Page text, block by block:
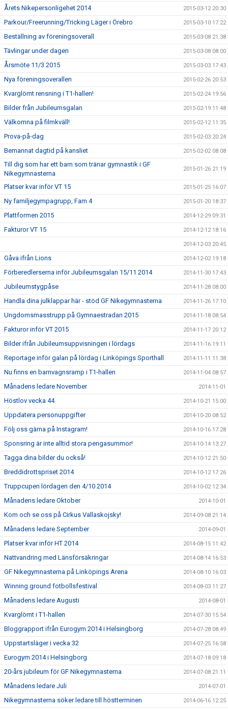
Årets Nikepersonligehet 2014 2015-03-12 20:30
Parkour/Freerunning/Tricking Läger i Örebro 2015-03-10 17:22
Beställning av föreningsoverall 2015-03-08 21:38
Tävlingar under dagen 2015-03-08 08:00
Årsmöte 11/3 2015 2015-03-03 17:43
Nya föreningsoverallen 2015-02-26 20:53
Kvarglömt rensning i T1-hallen! 2015-02-24 19:56
Bilder från Jubileumsgalan 2015-02-19 11:48
Välkomna på filmkväll! 2015-02-12 11:35
Prova-på-dag 2015-02-03 20:24
Bemannat dagtid på kansliet 2015-02-02 08:08
Till dig som har ett barn som tränar gymnastik i GF
Nikegymnasterna
2015-01-26 21:19
Platser kvar inför VT 15 2015-01-25 16:07
Ny familjegympagrupp, Fam 4 2015-01-20 18:37
Plattformen 2015 2014-12-29 09:31
Fakturor VT 15 2014-12-12 18:16
2014-12-03 20:45
Gåva ifrån Lions 2014-12-02 19:18
Förberedlerserna inför Jubileumsgalan 15/11 2014 2014-11-30 17:43
Jubileumstygpåse 2014-11-28 08:00
Handla dina julklappar här - stöd GF Nikegymnasterna 2014-11-26 17:10
Ungdomsmasstrupp på Gymnaestradan 2015 2014-11-18 08:54
Fakturor inför VT 2015 2014-11-17 20:12
Bilder ifrån Jubileumsuppvisningen i lördags 2014-11-16 19:11
Reportage inför galan på lördag i Linköpings Sporthall 2014-11-11 11:38
Nu finns en barnvagnsramp i T1-hallen 2014-11-04 08:57
Månadens ledare November 2014-11-01
Höstlov vecka 44 2014-10-21 15:00
Uppdatera personuppgifter 2014-10-20 08:52
Följ oss gärna på Instagram! 2014-10-16 17:28
Sponsring är inte alltid stora pengasummor! 2014-10-14 13:27
Tagga dina bilder du också! 2014-10-12 21:50
Breddidrottspriset 2014 2014-10-12 17:26
Truppcupen lördagen den 4/10 2014 2014-10-02 12:34
Månadens ledare Oktober 2014-10-01
Kom och se oss på Cirkus Vallaskojsky! 2014-09-08 21:14
Månadens ledare September 2014-09-01
Platser kvar inför HT 2014 2014-08-15 11:42
Nattvandring med Länsförsäkringar 2014-08-14 16:53
GF Nikegymnasterna på Linköpings Arena 2014-08-10 16:03
Winning ground fotbollsfestival 2014-08-03 11:27
Månadens ledare Augusti 2014-08-01
Kvarglömt i T1-hallen 2014-07-30 15:54
Bloggrapport ifrån Eurogym 2014 i Helsingborg 2014-07-28 08:49
Uppstartsläger i vecka 32 2014-07-25 16:58
Eurogym 2014 i Helsingborg 2014-07-18 09:18
20-års jubileum för GF Nikegymnasterna 2014-07-08 21:11
Månadens ledare Juli 2014-07-01
Nikegymnasterna söker ledare till höstterminen 2014-06-16 12:25